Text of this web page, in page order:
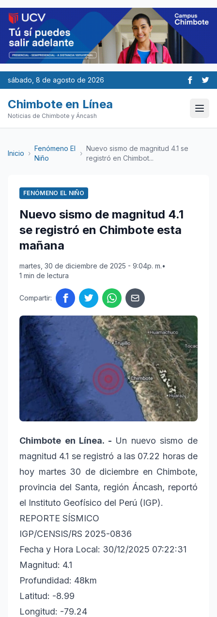
sábado, 8 de agosto de 2026
Chimbote en Línea
Noticias de Chimbote y Áncash
Inicio ›
Fenómeno El
Niño
›
Nuevo sismo de magnitud 4.1 se
registró en Chimbot...
FENÓMENO EL NIÑO
Nuevo sismo de magnitud 4.1
se registró en Chimbote esta
mañana
martes, 30 de diciembre de 2025 - 9:04p. m.•
1 min de lectura
Compartir:
Chimbote en Línea. - Un nuevo sismo de
magnitud 4.1 se registró a las 07.22 horas de
hoy martes 30 de diciembre en Chimbote,
provincia del Santa, región Áncash, reportó
el Instituto Geofísico del Perú (IGP).
REPORTE SÍSMICO
IGP/CENSIS/RS 2025-0836
Fecha y Hora Local: 30/12/2025 07:22:31
Magnitud: 4.1
Profundidad: 48km
Latitud: -8.99
Longitud: -79.24